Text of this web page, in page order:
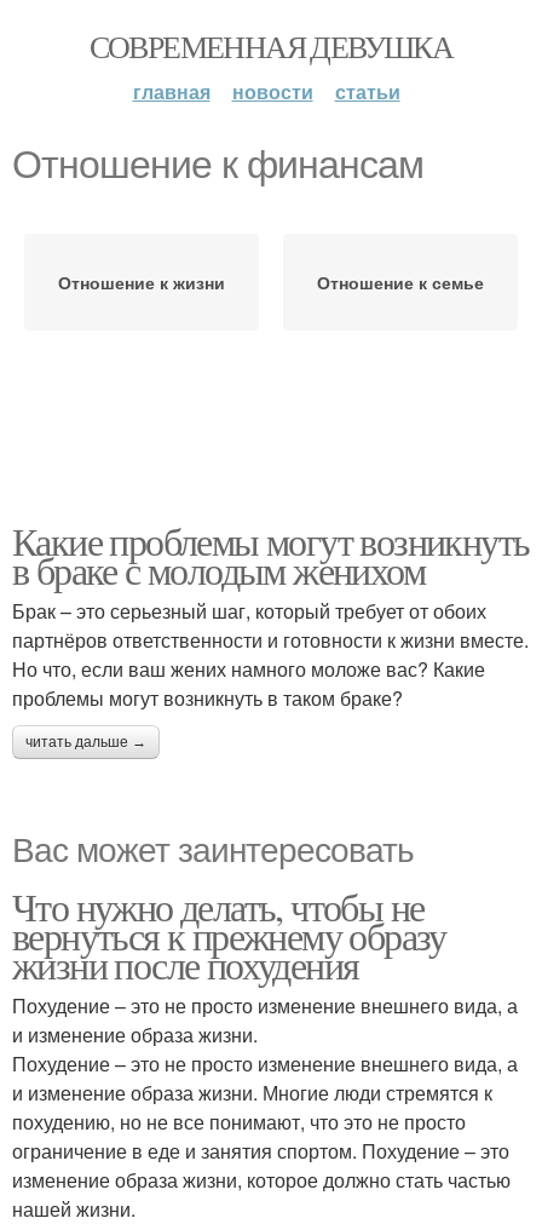
СОВРЕМЕННАЯ ДЕВУШКА
главная новости статьи
Отношение к финансам
Отношение к жизни Отношение к семье
Какие проблемы могут возникнуть
в браке с молодым женихом
Брак – это серьезный шаг, который требует от обоих
партнёров ответственности и готовности к жизни вместе.
Но что, если ваш жених намного моложе вас? Какие
проблемы могут возникнуть в таком браке?
читать дальше →
Вас может заинтересовать
Что нужно делать, чтобы не
вернуться к прежнему образу
жизни после похудения
Похудение – это не просто изменение внешнего вида, а
и изменение образа жизни.
Похудение – это не просто изменение внешнего вида, а
и изменение образа жизни. Многие люди стремятся к
похудению, но не все понимают, что это не просто
ограничение в еде и занятия спортом. Похудение – это
изменение образа жизни, которое должно стать частью
нашей жизни.